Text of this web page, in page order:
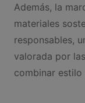
Además, la
materiales
responsables,
valorada por
combinar